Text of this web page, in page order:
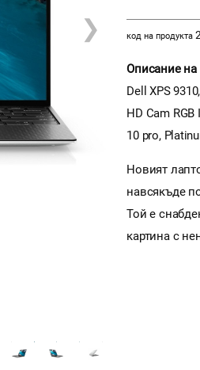
❯ код на продукта
Описание на
Dell XPS
HD Cam RGB
10 pro,
Новият
навсякъде
Той е
картина с